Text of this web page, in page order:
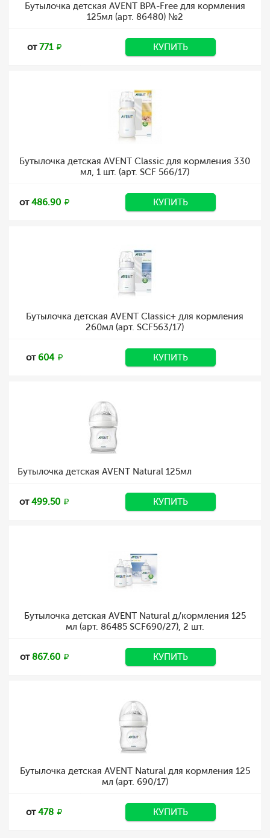
Бутылочка детская AVENT BPA-Free для кормления
125мл (арт. 86480) №2
от771 КУПИТЬ
Бутылочка детская AVENT Classic для кормления 330
мл, 1 шт. (арт. SCF 566/17)
от486.90 КУПИТЬ
Бутылочка детская AVENT Classic+ для кормления
260мл (арт. SCF563/17)
от604 КУПИТЬ
Бутылочка детская AVENT Natural 125мл
от499.50 КУПИТЬ
Бутылочка детская AVENT Natural д/кормления 125
мл (арт. 86485 SCF690/27), 2 шт.
от867.60 КУПИТЬ
Бутылочка детская AVENT Natural для кормления 125
мл (арт. 690/17)
от478 КУПИТЬ